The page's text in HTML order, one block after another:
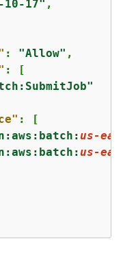
10-17" ,
: "Allow" ,
: [
: [
us-east-
us-east-